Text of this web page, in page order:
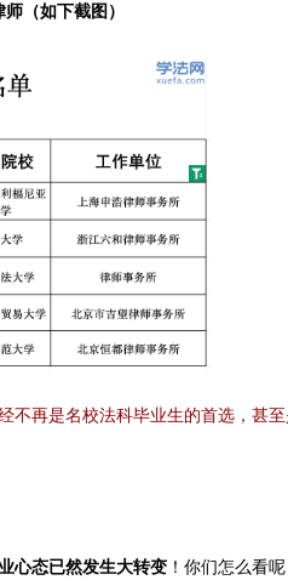
（如下截图）
不再是名校法科毕业生的首选，甚
心态已然发生大转变 ！你们怎么看